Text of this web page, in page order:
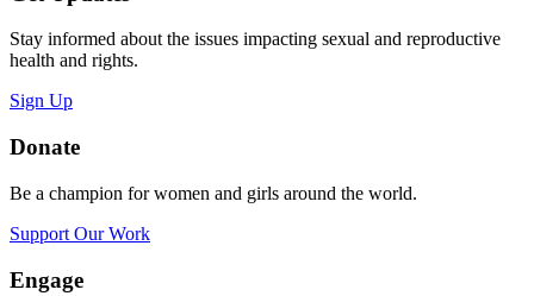
Stay informed about the issues impacting sexual and reproductive
health and rights.
Sign Up
Donate
Be a champion for women and girls around the world.
Support Our Work
Engage